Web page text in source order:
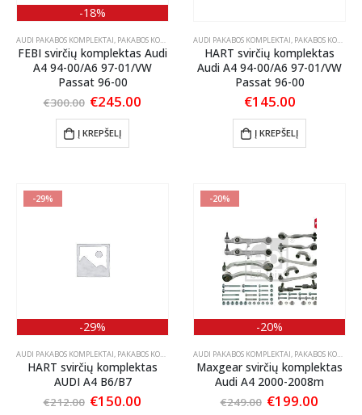
-18%
AUDI PAKABOS KOMPLEKTAI, PAKABOS KOMPLEKTAI ,VW PAKABOS KOMPLEKTAI
FEBI svirčių komplektas Audi
A4 94-00/A6 97-01/VW
Passat 96-00
€300.00 Original
price
was:
€300.00.
€245.00
Į KREPŠELĮ
AUDI PAKABOS KOMPLEKTAI, PAKABOS KOMPLEKTAI
HART svirčių komplektas
Audi A4 94-00/A6 97-01/VW
Passat 96-00
€145.00
Į KREPŠELĮ
-29%
-29%
AUDI PAKABOS KOMPLEKTAI, PAKABOS KOMPLEKTAI
HART svirčių komplektas
AUDI A4 B6/B7
€212.00 Original
€150.00
-20%
-20%
AUDI PAKABOS KOMPLEKTAI, PAKABOS KOMPLEKTAI
Maxgear svirčių komplektas
Audi A4 2000-2008m
€249.00 Original
€199.00